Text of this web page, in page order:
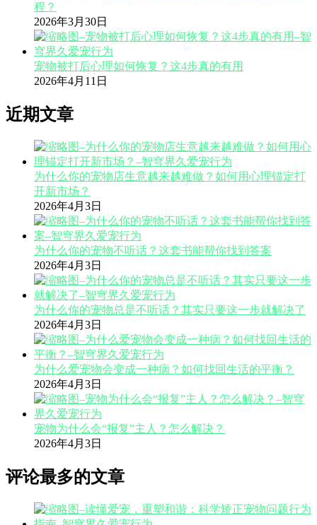
程？
2026年3月30日
宠物被打后心理如何恢复？这4步真的有用
2026年4月11日
近期文章
为什么你的宠物店生意越来越难做？如何用心理锚定打
开新市场？
2026年4月3日
为什么你的宠物不听话？这套书能帮你找到答案
2026年4月3日
为什么你的宠物总是不听话？其实只要这一步就解决了
2026年4月3日
为什么爱宠物会变成一种病？如何找回生活的平衡？
2026年4月3日
宠物为什么会“报复”主人？怎么解决？
2026年4月3日
评论最多的文章